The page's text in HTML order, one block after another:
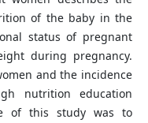
of the baby in the
status of pregnant
during pregnancy.
and the incidence
nutrition education
of this study was to